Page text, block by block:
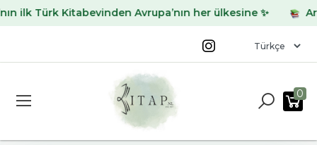
ilk Türk Kitabevinden Avrupa’nın her ülkesine ✨
0